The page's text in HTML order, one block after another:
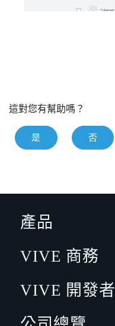
這對您有幫助嗎？
是 否
產品
VIVE 商務
VIVE 開發者